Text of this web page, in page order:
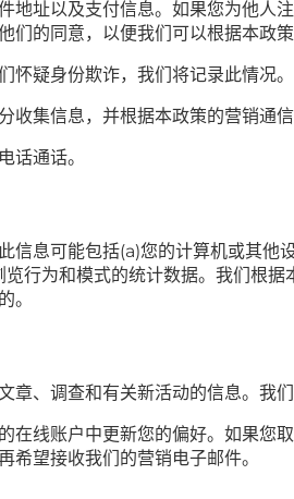
址以及支付信息。如果您为他人
的同意，以便我们可以根据本政策
疑身份欺诈，我们将记录此情况。
集信息，并根据本政策的营销通信
话通话。
息可能包括(a)您的计算机或其
行为和模式的统计数据。我们根
。
、调查和有关新活动的信息。我们
在线账户中更新您的偏好。如果您
望接收我们的营销电子邮件。